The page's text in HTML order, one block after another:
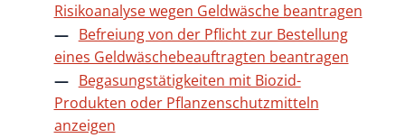
Risikoanalyse wegen Geldwäsche beantragen
Befreiung von der Pflicht zur Bestellung
eines Geldwäschebeauftragten beantragen
Begasungstätigkeiten mit Biozid-
Produkten oder Pflanzenschutzmitteln
anzeigen